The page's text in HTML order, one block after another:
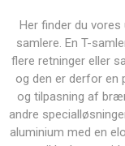
Her finder du vores
samlere. En T-
flere retninger eller
og den er derfor en
og tilpasning af
andre
aluminium med en